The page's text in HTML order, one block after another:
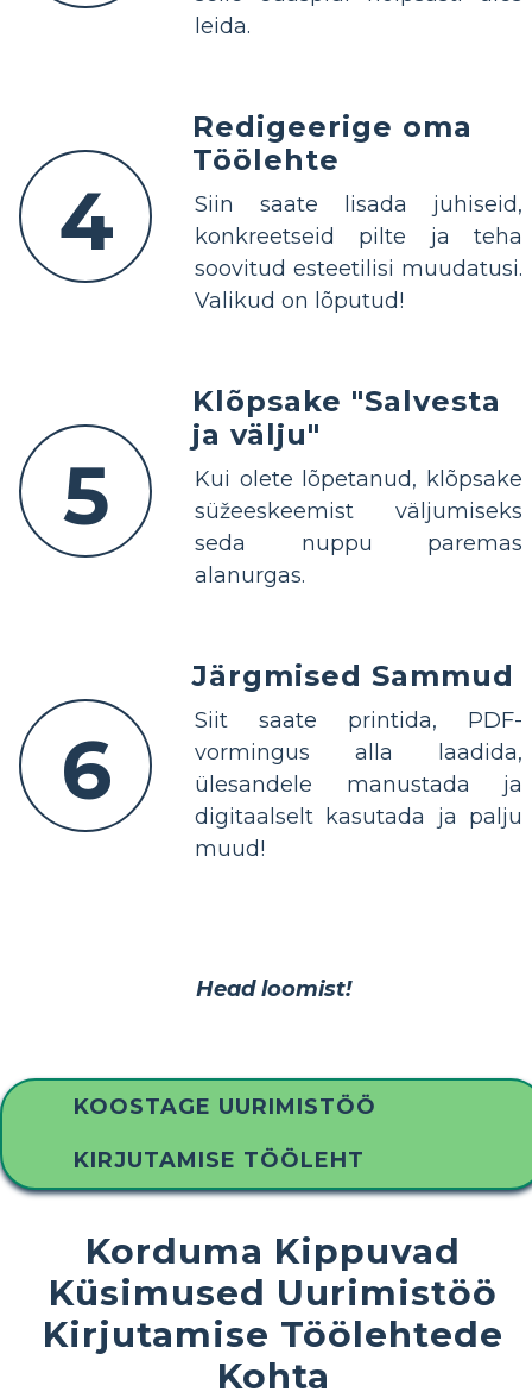
leida.
4
Redigeerige oma
Töölehte
Siin saate lisada juhiseid,
konkreetseid pilte ja teha
soovitud esteetilisi muudatusi.
Valikud on lõputud!
5
Klõpsake "Salvesta
ja välju"
Kui olete lõpetanud, klõpsake
süžeeskeemist väljumiseks
seda nuppu paremas
alanurgas.
6
Järgmised Sammud
Siit saate printida, PDF-
vormingus alla laadida,
ülesandele manustada ja
digitaalselt kasutada ja palju
muud!
Head loomist!
KOOSTAGE UURIMISTÖÖ
KIRJUTAMISE TÖÖLEHT
Korduma Kippuvad
Küsimused Uurimistöö
Kirjutamise Töölehtede
Kohta